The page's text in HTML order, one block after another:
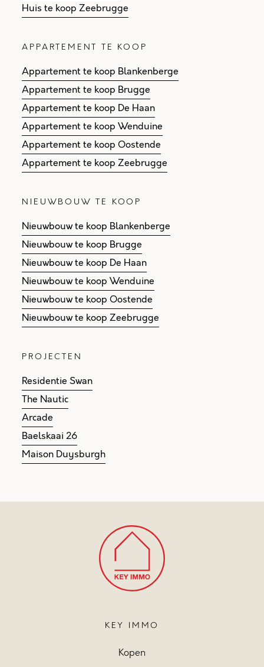
Huis te koop Zeebrugge
APPARTEMENT TE KOOP
Appartement te koop Blankenberge
Appartement te koop Brugge
Appartement te koop De Haan
Appartement te koop Wenduine
Appartement te koop Oostende
Appartement te koop Zeebrugge
NIEUWBOUW TE KOOP
Nieuwbouw te koop Blankenberge
Nieuwbouw te koop Brugge
Nieuwbouw te koop De Haan
Nieuwbouw te koop Wenduine
Nieuwbouw te koop Oostende
Nieuwbouw te koop Zeebrugge
PROJECTEN
Residentie Swan
The Nautic
Arcade
Baelskaai 26
Maison Duysburgh
KEY IMMO
Kopen